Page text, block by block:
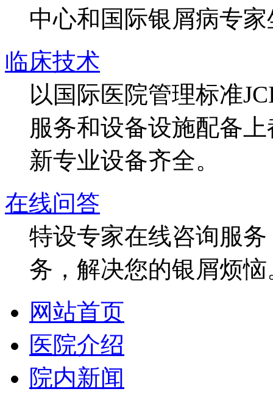
中心和国际银屑病专
临床技术
以国际医院管理标准
服务和设备设施配备
新专业设备齐全。
在线问答
特设专家在线咨询服
务，解决您的银屑烦恼
网站首页
医院介绍
院内新闻